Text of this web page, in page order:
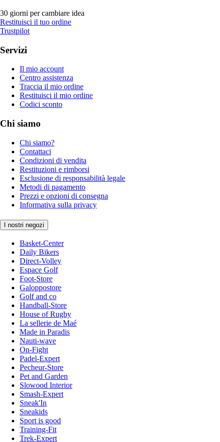
30 giorni per cambiare idea
Restituisci il tuo ordine
Trustpilot
Servizi
Il mio account
Centro assistenza
Traccia il mio ordine
Restituisci il mio ordine
Codici sconto
Chi siamo
Chi siamo?
Contattaci
Condizioni di vendita
Restituzioni e rimborsi
Esclusione di responsabilità legale
Metodi di pagamento
Prezzi e opzioni di consegna
Informativa sulla privacy
I nostri negozi
Basket-Center
Daily Bikers
Direct-Volley
Espace Golf
Foot-Store
Galoppostore
Golf and co
Handball-Store
House of Rugby
La sellerie de Maé
Made in Paradis
Nauti-wave
On-Fight
Padel-Expert
Pecheur-Store
Pet and Garden
Slowood Interior
Smash-Expert
Sneak'In
Sneakids
Sport is good
Training-Fit
Trek-Expert